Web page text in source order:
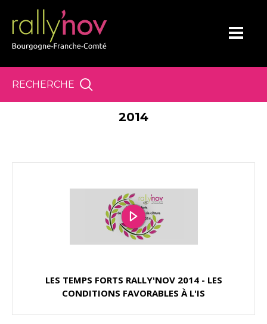
RECHERCHE
2014
LES TEMPS FORTS RALLY'NOV 2014 - LES
CONDITIONS FAVORABLES À L'IS